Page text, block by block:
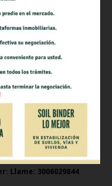
Llame: 3006029844